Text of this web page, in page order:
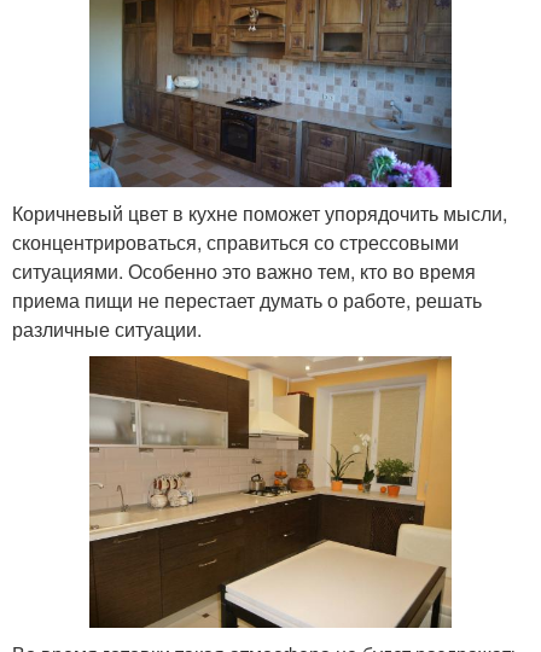
Коричневый цвет в кухне поможет упорядочить мысли,
сконцентрироваться, справиться со стрессовыми
ситуациями. Особенно это важно тем, кто во время
приема пищи не перестает думать о работе, решать
различные ситуации.